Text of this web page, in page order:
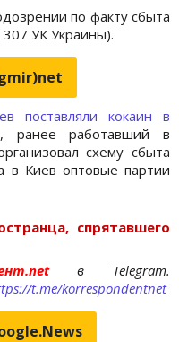
по факту сбыта
307 УК Украины).
поставляли кокаин в
ранее работавший в
схему сбыта
в Киев оптовые партии
спрятавшего
в Telegram.
t.me/korrespondentnet